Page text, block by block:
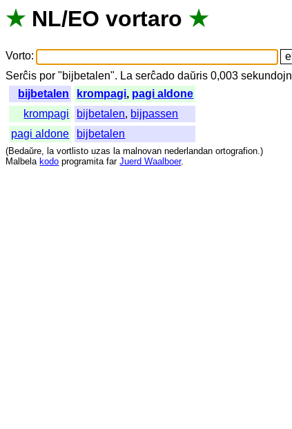
★ NL/EO vortaro ★
Vorto:
Serĉis por "bijbetalen". La serĉado daŭris 0,003sekundojn
bijbetalen
krompagi, pagi aldone
krompagi
bijbetalen, bijpassen
pagi aldone
bijbetalen
(Bedaŭre, la vortlisto uzas la malnovan nederlandan ortografion.)
Malbela kodo programita far Juerd Waalboer.